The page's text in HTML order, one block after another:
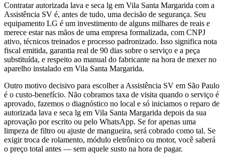
Contratar autorizada lava e seca lg em Vila Santa Margarida com a
Assistência SV é, antes de tudo, uma decisão de segurança. Seu
equipamento LG é um investimento de alguns milhares de reais e
merece estar nas mãos de uma empresa formalizada, com CNPJ
ativo, técnicos treinados e processo padronizado. Isso significa nota
fiscal emitida, garantia real de 90 dias sobre o serviço e a peça
substituída, e respeito ao manual do fabricante na hora de mexer no
aparelho instalado em Vila Santa Margarida.
Outro motivo decisivo para escolher a Assistência SV em São Paulo
é o custo-benefício. Não cobramos taxa de visita quando o serviço é
aprovado, fazemos o diagnóstico no local e só iniciamos o reparo de
autorizada lava e seca lg em Vila Santa Margarida depois da sua
aprovação por escrito ou pelo WhatsApp. Se for apenas uma
limpeza de filtro ou ajuste de mangueira, será cobrado como tal. Se
exigir troca de rolamento, módulo eletrônico ou motor, você saberá
o preço total antes — sem aquele susto na hora de pagar.